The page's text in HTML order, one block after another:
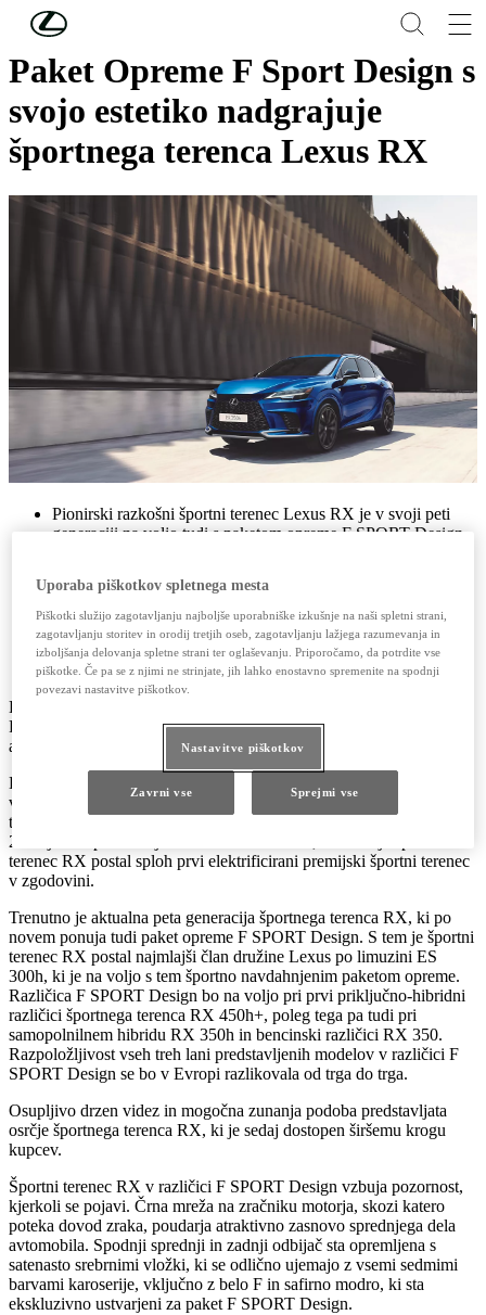
Skip to Main Content
Paket Opreme F Sport Design s
svojo estetiko nadgrajuje
športnega terenca Lexus RX
Pionirski razkošni športni terenec Lexus RX je v svoji peti
generaciji na voljo tudi s paketom opreme F SPORT Design.
silhueto športnega terenca RX.
Sedem atraktivnih barv zunanjosti je bilo zasnovanih po
načelih oblikovalskega jezika Next Chapter.
Vozniška dinamika vozniku zagotavlja samozavest, udobje in
občutek popolnega nadzora.
Lexus pri peti generaciji športnega terenca RX uvaja paket opreme
F SPORT Design, ki združuje značilno športno zunanjost z
atraktivno barvno paleto, udobjem in dostopnejšo ceno.
Lexus RX je v svoji prvi generaciji na cesto pripeljal leta 1998 in
velja za utemeljitelja segmenta luksuznih športnih terencev. Od
takrat se je ves čas razvijal in presegal pričakovanja kupcev. Leta
2005 je bila predstavljena različica RX 400h, s katero je športni
terenec RX postal sploh prvi elektrificirani premijski športni terenec
v zgodovini.
Trenutno je aktualna peta generacija športnega terenca RX, ki po
novem ponuja tudi paket opreme F SPORT Design. S tem je športni
terenec RX postal najmlajši član družine Lexus po limuzini ES
300h, ki je na voljo s tem športno navdahnjenim paketom opreme.
Različica F SPORT Design bo na voljo pri prvi priključno-hibridni
različici športnega terenca RX 450h+, poleg tega pa tudi pri
samopolnilnem hibridu RX 350h in bencinski različici RX 350.
Razpoložljivost vseh treh lani predstavljenih modelov v različici F
SPORT Design se bo v Evropi razlikovala od trga do trga.
Osupljivo drzen videz in mogočna zunanja podoba predstavljata
osrčje športnega terenca RX, ki je sedaj dostopen širšemu krogu
kupcev.
Športni terenec RX v različici F SPORT Design vzbuja pozornost,
kjerkoli se pojavi. Črna mreža na zračniku motorja, skozi katero
poteka dovod zraka, poudarja atraktivno zasnovo sprednjega dela
avtomobila. Spodnji sprednji in zadnji odbijač sta opremljena s
satenasto srebrnimi vložki, ki se odlično ujemajo z vsemi sedmimi
barvami karoserije, vključno z belo F in safirno modro, ki sta
ekskluzivno ustvarjeni za paket F SPORT Design.
Uporaba piškotkov spletnega mesta
Piškotki služijo zagotavljanju najboljše uporabniške izkušnje na naši spletni strani,
zagotavljanju storitev in orodij tretjih oseb, zagotavljanju lažjega razumevanja in
izboljšanja delovanja spletne strani ter oglaševanju. Priporočamo, da potrdite vse
piškotke. Če pa se z njimi ne strinjate, jih lahko enostavno spremenite na spodnji
povezavi nastavitve piškotkov.
Nastavitve piškotkov
Zavrni vse Sprejmi vse